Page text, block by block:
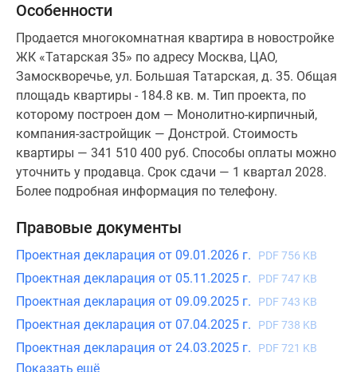
Особенности
Продается многокомнатная квартира в новостройке
ЖК «Татарская 35» по адресу Москва, ЦАО,
Замоскворечье, ул. Большая Татарская, д. 35. Общая
площадь квартиры - 184.8 кв. м. Тип проекта, по
которому построен дом — Монолитно-кирпичный,
компания-застройщик — Донстрой. Стоимость
квартиры — 341 510 400 руб. Способы оплаты можно
уточнить у продавца. Срок сдачи — 1 квартал 2028.
Более подробная информация по телефону.
Правовые документы
Проектная декларация от 09.01.2026 г. PDF 756 KB
Проектная декларация от 05.11.2025 г. PDF 747 KB
Проектная декларация от 09.09.2025 г. PDF 743 KB
Проектная декларация от 07.04.2025 г. PDF 738 KB
Проектная декларация от 24.03.2025 г. PDF 721 KB
Показать ещё